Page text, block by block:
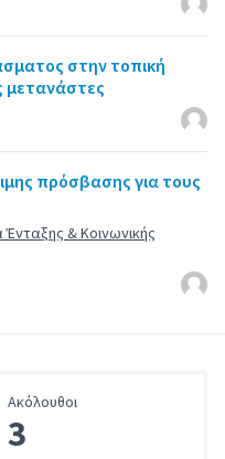
στην τοπική
μετανάστες
πρόσβασης για τους
Ένταξης & Κοινωνικής
Ακόλουθοι
3